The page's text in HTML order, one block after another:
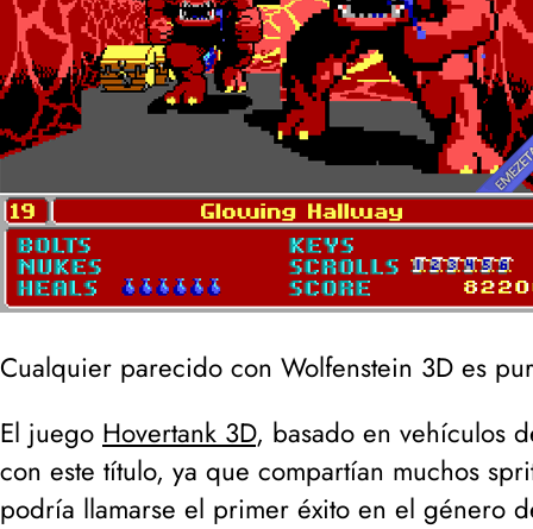
Cualquier parecido con Wolfenstein 3D es
El juego Hovertank 3D, basado en vehículos
con este título, ya que compartían muchos
podría llamarse el primer éxito en el género